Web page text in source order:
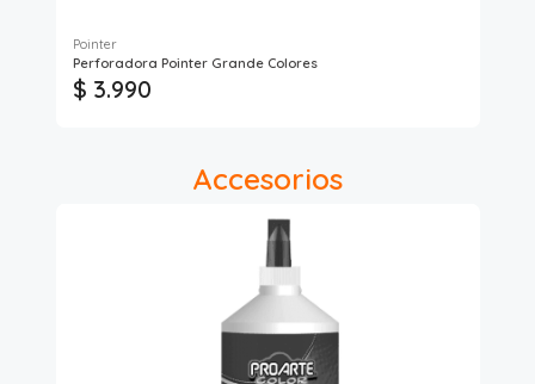
Pointer
Perforadora Pointer Grande Colores
$ 3.990
Accesorios